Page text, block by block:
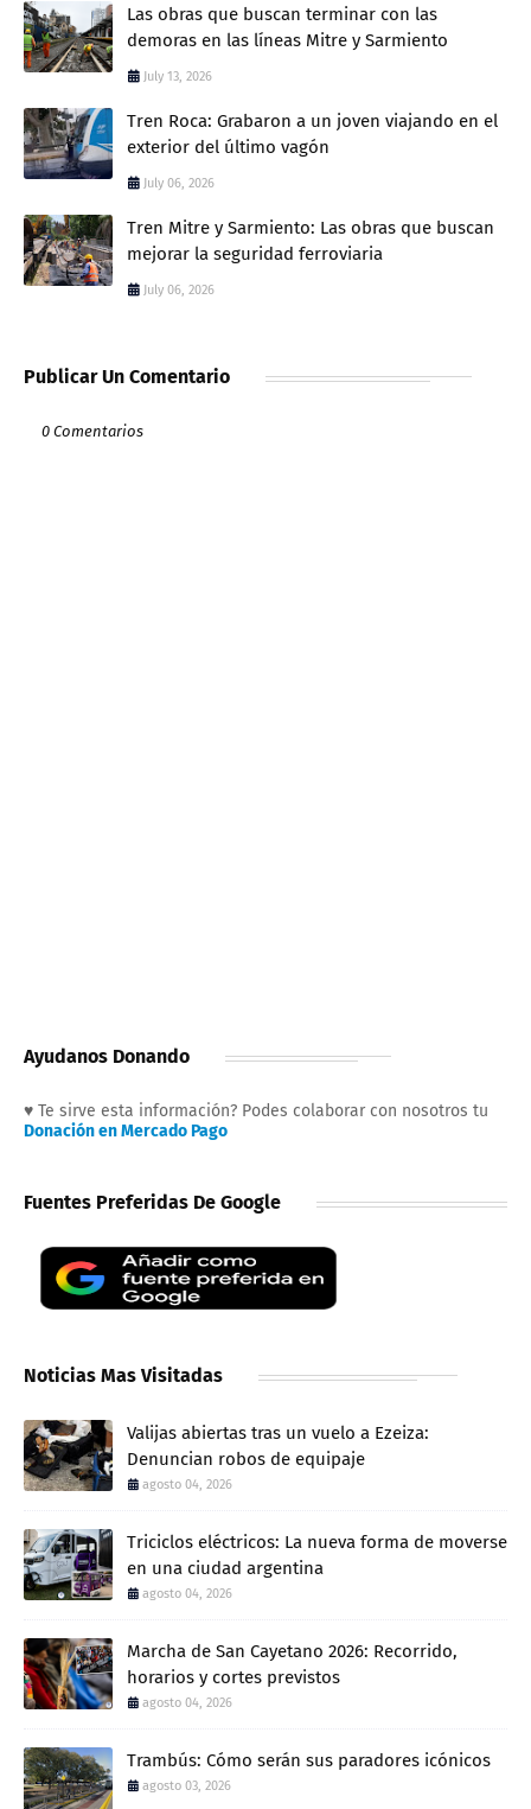
Las obras que buscan terminar con las
demoras en las líneas Mitre y Sarmiento
July 13, 2026
Tren Roca: Grabaron a un joven viajando en el
exterior del último vagón
July 06, 2026
Tren Mitre y Sarmiento: Las obras que buscan
mejorar la seguridad ferroviaria
July 06, 2026
Publicar Un Comentario
0 Comentarios
Ayudanos Donando
♥ Te sirve esta información? Podes colaborar con nosotros tu
Donación en Mercado Pago
Fuentes Preferidas De Google
Noticias Mas Visitadas
Valijas abiertas tras un vuelo a Ezeiza:
Denuncian robos de equipaje
agosto 04, 2026
Triciclos eléctricos: La nueva forma de moverse
en una ciudad argentina
agosto 04, 2026
Marcha de San Cayetano 2026: Recorrido,
horarios y cortes previstos
agosto 04, 2026
Trambús: Cómo serán sus paradores icónicos
agosto 03, 2026